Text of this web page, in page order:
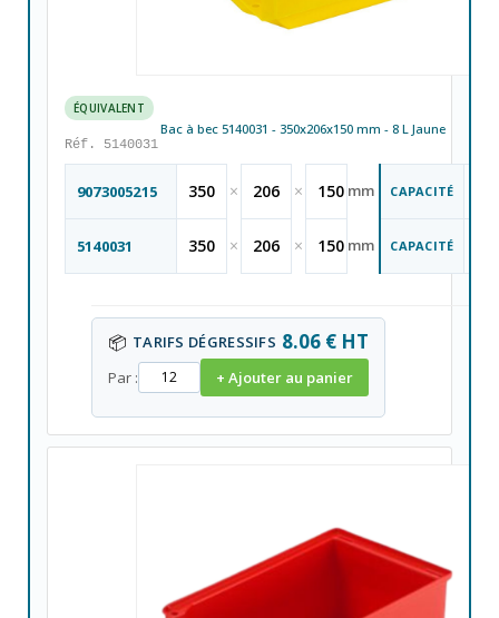
ÉQUIVALENT
Bac à bec 5140031 - 350x206x150 mm - 8 L Jaune
Réf. 5140031
9073005215 350 × 206 × 150 mm CAPACITÉ
5140031 350 × 206 × 150 mm CAPACITÉ
📦 TARIFS DÉGRESSIFS 8.06 € HT
Par : + Ajouter au panier